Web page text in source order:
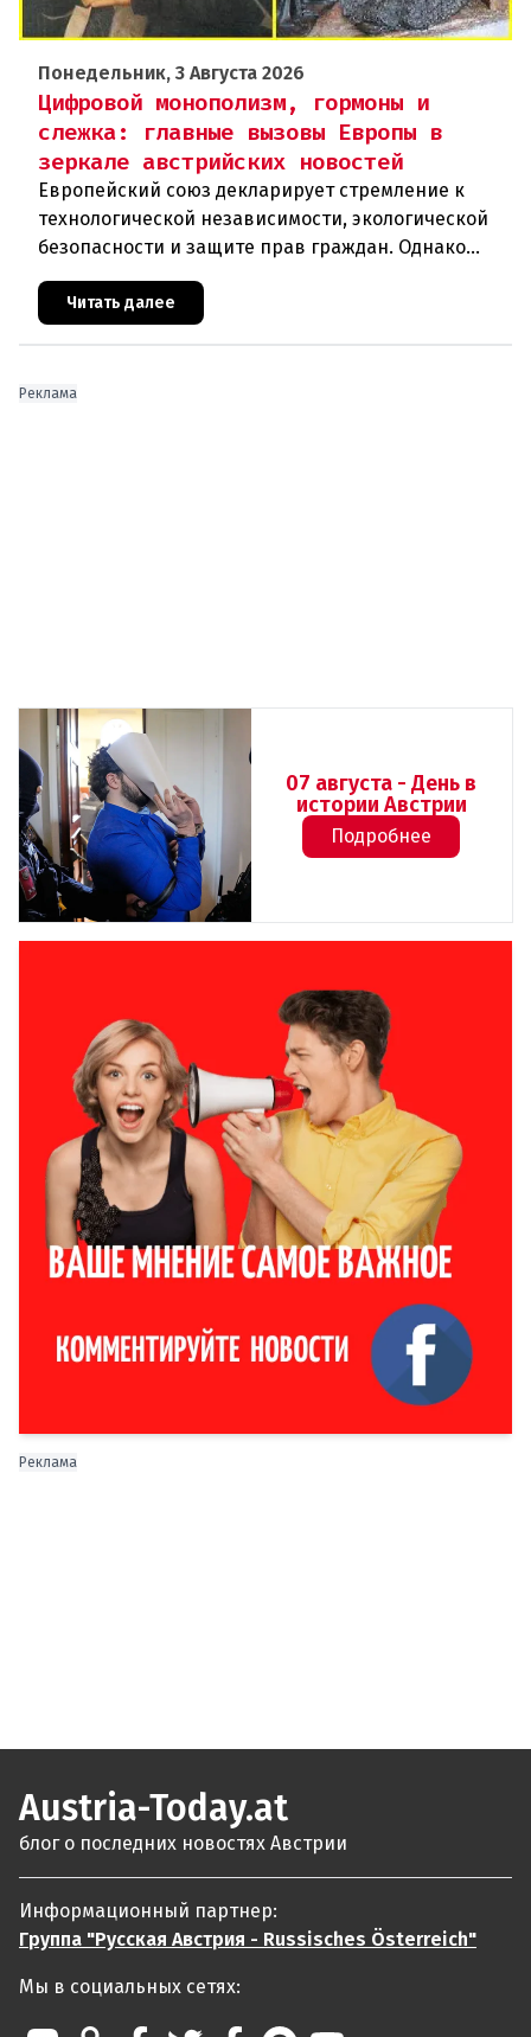
Понедельник, 3 Августа 2026
Цифровой монополизм, гормоны и
слежка: главные вызовы Европы в
зеркале австрийских новостей
Европейский союз декларирует стремление к
технологической независимости, экологической
безопасности и защите прав граждан. Однако
последние события в Австрии и решение
Брюсселя показывают: реальная п
Читать далее
Реклама
07 августа - День в
истории Австрии
Подробнее
Реклама
Austria-Today.at
блог о последних новостях Австрии
Информационный партнер:
Группа "Русская Австрия - Russisches Österreich"
Мы в социальных сетях: